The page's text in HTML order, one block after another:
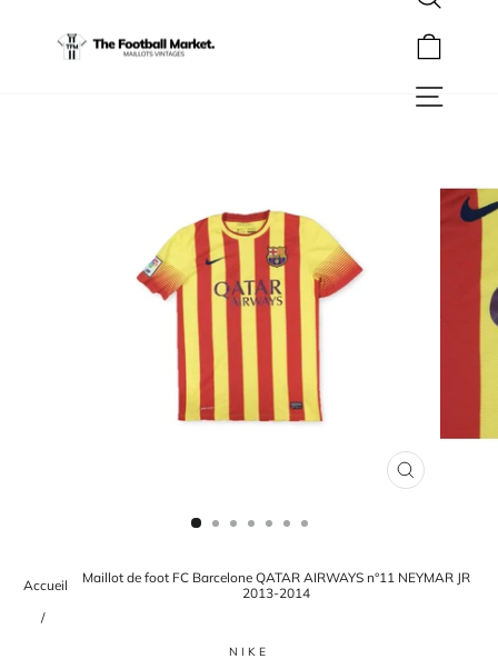
Rechercher
Navigation
FERMER
Accueil
/
Maillot de foot FC Barcelone QATAR AIRWAYS n°11 NEYMAR JR
2013-2014
NIKE